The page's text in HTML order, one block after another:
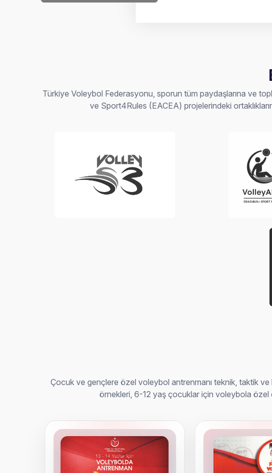
Türkiye Voleybol Federasyonu, sporun tüm paydaşlarına ve
ve Sport4Rules (EACEA) projelerindeki
Çocuk ve gençlere özel voleybol antrenmanı teknik, taktik
örnekleri, 6-12 yaş çocuklar için voleybola özel